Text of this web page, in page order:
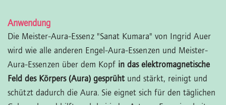
Anwendung
Die Meister-Aura-Essenz "Sanat Kumara" von Ingrid Auer
wird wie alle anderen Engel-Aura-Essenzen und Meister-
Aura-Essenzen über dem Kopf in das elektromagnetische
Feld des Körpers (Aura) gesprüht und stärkt, reinigt und
schützt dadurch die Aura. Sie eignet sich für den täglichen